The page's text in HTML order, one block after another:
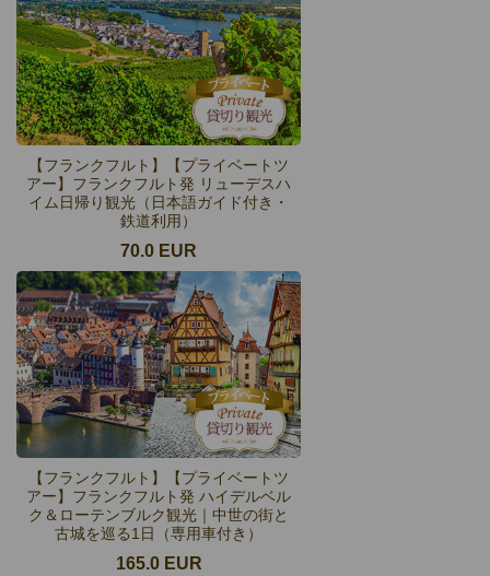
【フランクフルト】【プライベートツ
アー】フランクフルト発 リューデスハ
イム日帰り観光（日本語ガイド付き・
鉄道利用）
70.0 EUR
【フランクフルト】【プライベートツ
アー】フランクフルト発 ハイデルベル
ク＆ローテンブルク観光｜中世の街と
古城を巡る1日（専用車付き）
165.0 EUR